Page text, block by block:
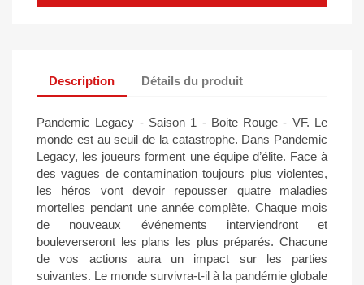
Description Détails du produit
Pandemic Legacy - Saison 1 - Boite Rouge - VF. Le
monde est au seuil de la catastrophe. Dans Pandemic
Legacy, les joueurs forment une équipe d’élite. Face à
des vagues de contamination toujours plus violentes,
les héros vont devoir repousser quatre maladies
mortelles pendant une année complète. Chaque mois
de nouveaux événements interviendront et
bouleverseront les plans les plus préparés. Chacune
de vos actions aura un impact sur les parties
suivantes. Le monde survivra-t-il à la pandémie globale